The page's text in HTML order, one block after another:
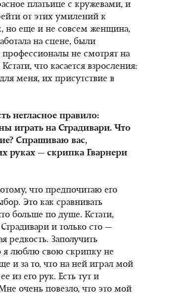
платьице с кружевами, и
от этих умилений к
но еще и не совсем женщина,
на сцене, были
не смотрят на
что касается взросления:
меня, их присутствие в
негласное правило:
играть на Страдивари. Что
Спрашиваю вас,
руках — скрипка Гварнери
что предпочитаю его
Это как сравнивать
больше по душе. Кстати,
и только сто —
редкость. Заполучить
я люблю свою скрипку не
и за то, что на ней играл мой
из его рук. Есть тут и
очень повезло, что это мой